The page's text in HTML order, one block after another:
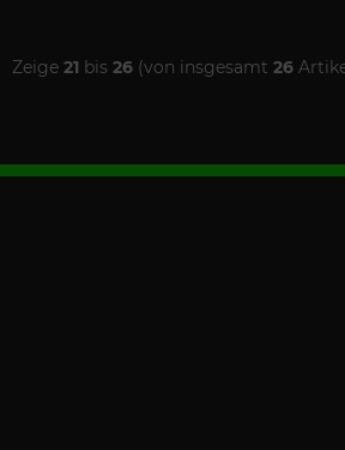
Zeige 21 bis 26 (von insgesamt 26